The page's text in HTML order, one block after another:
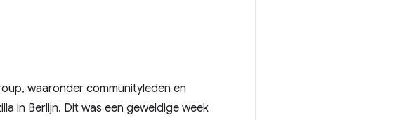
waaronder communityleden en
in Berlijn. Dit was een geweldige week